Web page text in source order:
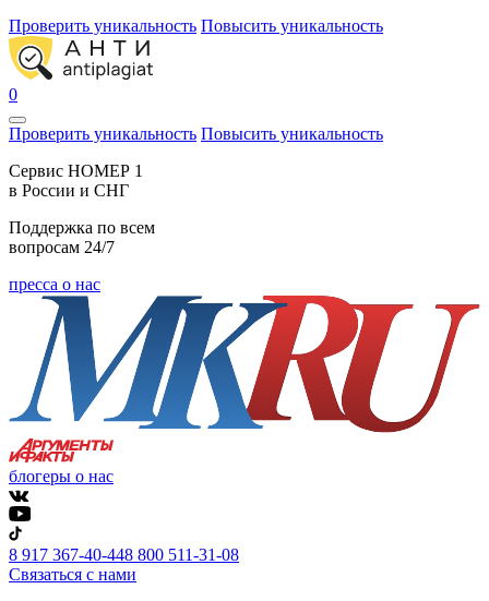
Проверить уникальность Повысить уникальность
0
Проверить уникальность Повысить уникальность
Cервис НОМЕР 1
в России и СНГ
Поддержка по всем
вопросам 24/7
пресса о нас
блогеры о нас
8 917 367-40-448 800 511-31-08
Связаться с нами